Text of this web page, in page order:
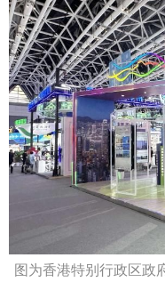
图为香港特别行政区政